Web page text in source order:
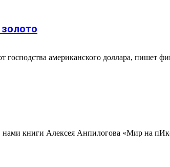
господства американского доллара, пишет
книги Алексея Анпилогова «Мир на